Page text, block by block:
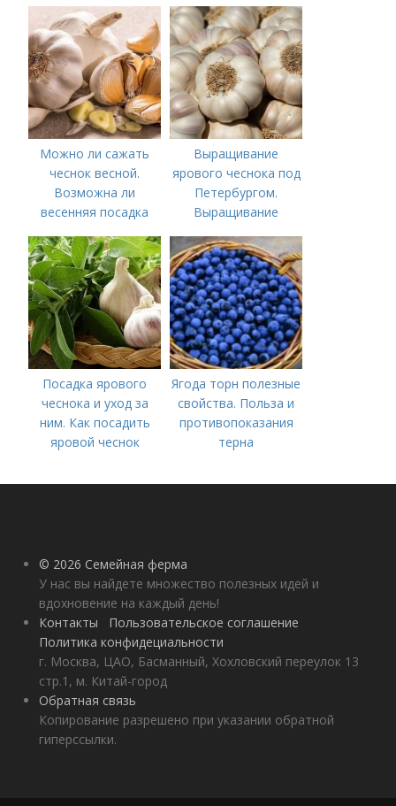
посадки озимого
чеснока
открытом грунте
Можно ли сажать
чеснок весной.
Возможна ли
весенняя посадка
лучше делать
Выращивание
ярового чеснока под
Петербургом.
Выращивание
важных моментов
Посадка ярового
чеснока и уход за
ним. Как посадить
яровой чеснок
Ягода торн полезные
свойства. Польза и
противопоказания
терна
© 2026 Семейная ферма
У нас вы найдете множество полезных идей и
вдохновение на каждый день!
Контакты
Пользовательское соглашение
Политика конфидециальности
г. Москва, ЦАО, Басманный, Хохловский переулок 13
стр.1, м. Китай-город
Обратная связь
Копирование разрешено при указании обратной
гиперссылки.